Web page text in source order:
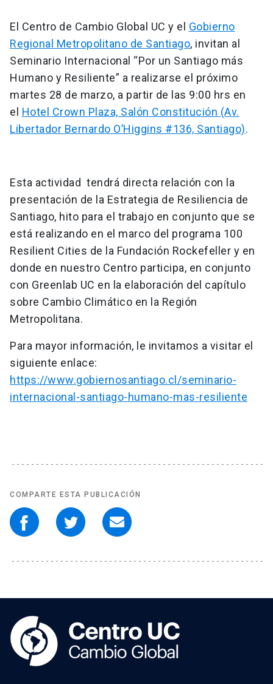
El Centro de Cambio Global UC y el Gobierno
Regional Metropolitano de Santiago, invitan al
Seminario Internacional “Por un Santiago más
Humano y Resiliente” a realizarse el próximo
martes 28 de marzo, a partir de las 9:00 hrs en
el Hotel Crown Plaza, Salón Constitución (Av.
Libertador Bernardo O’Higgins #136, Santiago).
Esta actividad tendrá directa relación con la
presentación de la Estrategia de Resiliencia de
Santiago, hito para el trabajo en conjunto que se
está realizando en el marco del programa 100
Resilient Cities de la Fundación Rockefeller y en
donde en nuestro Centro participa, en conjunto
con Greenlab UC en la elaboración del capítulo
sobre Cambio Climático en la Región
Metropolitana.
Para mayor información, le invitamos a visitar el
siguiente enlace:
https://www.gobiernosantiago.cl/seminario-
internacional-santiago-humano-mas-resiliente
COMPARTE ESTA PUBLICACIÓN